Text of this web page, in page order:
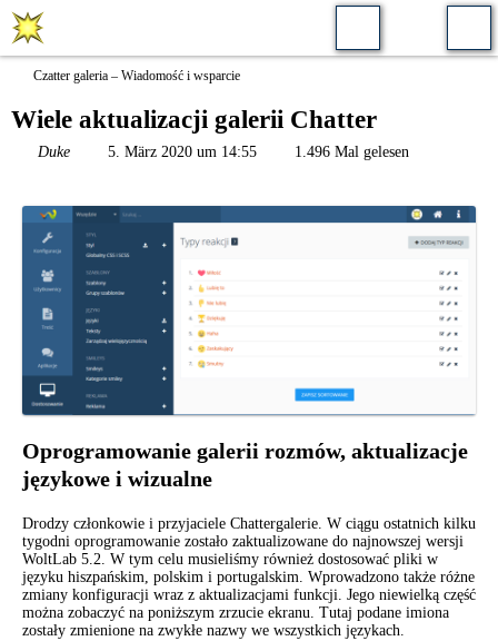
Czatter galeria​ – Wiadomość i wsparcie
Wiele aktualizacji galerii Chatter
Duke 5. März 2020 um 14:55 1.496 Mal gelesen
Oprogramowanie galerii rozmów, aktualizacje
językowe i wizualne
Drodzy członkowie i przyjaciele Chattergalerie. W ciągu ostatnich kilku
tygodni oprogramowanie zostało zaktualizowane do najnowszej wersji
WoltLab 5.2. W tym celu musieliśmy również dostosować pliki w
języku hiszpańskim, polskim i portugalskim. Wprowadzono także różne
zmiany konfiguracji wraz z aktualizacjami funkcji. Jego niewielką część
można zobaczyć na poniższym zrzucie ekranu. Tutaj podane imiona
zostały zmienione na zwykłe nazwy we wszystkich językach.